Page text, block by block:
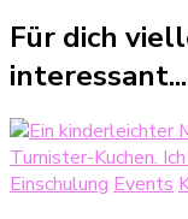
Für dich
interessant...
Einschulung Events